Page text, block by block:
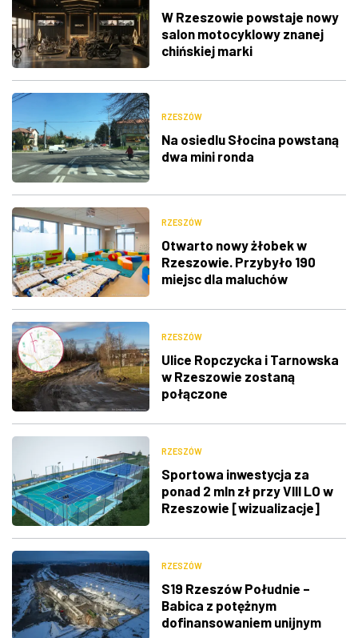
W Rzeszowie powstaje nowy
salon motocyklowy znanej
chińskiej marki
RZESZÓW
Na osiedlu Słocina powstaną
dwa mini ronda
RZESZÓW
Otwarto nowy żłobek w
Rzeszowie. Przybyło 190
miejsc dla maluchów
RZESZÓW
Ulice Ropczycka i Tarnowska
w Rzeszowie zostaną
połączone
RZESZÓW
Sportowa inwestycja za
ponad 2 mln zł przy VIII LO w
Rzeszowie [wizualizacje]
RZESZÓW
S19 Rzeszów Południe –
Babica z potężnym
dofinansowaniem unijnym